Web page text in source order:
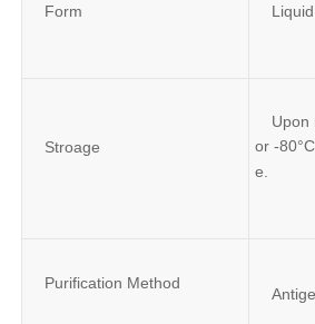
Form Liquid
Stroage
Upon
or -
e.
Purification Method